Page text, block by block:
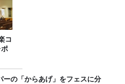
コ
ーの「からあげ」をフェスに分